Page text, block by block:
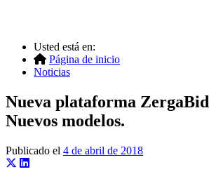
Usted está en:
Página de inicio
Noticias
Nueva plataforma
Nuevos modelos.
Publicado el 4 de abril de 2018